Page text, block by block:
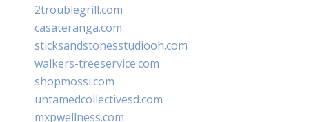
2troublegrill.com
casateranga.com
sticksandstonesstudiooh.com
walkers-treeservice.com
shopmossi.com
untamedcollectivesd.com
mxpwellness.com